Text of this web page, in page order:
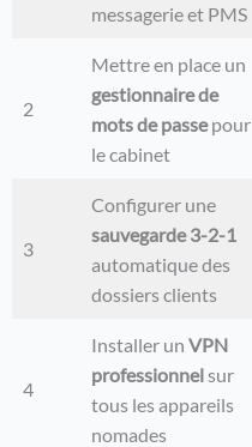
messagerie et PMS
2
Mettre en place un
gestionnaire de
mots de passepour
le cabinet
3
Configurer une
sauvegarde 3-2-1
automatique des
dossiers clients
4
Installer un VPN
professionnelsur
tous les appareils
nomades